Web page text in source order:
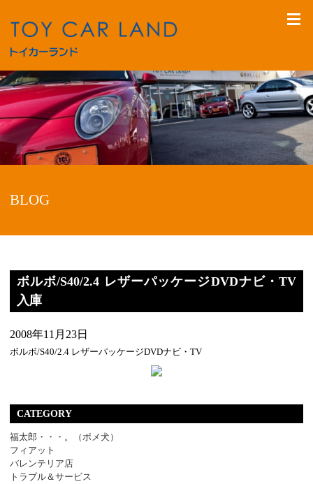
BLOG
ボルボ/S40/2.4 レザーパッケージDVDナビ・TV
入庫
2008年11月23日
ボルボ/S40/2.4 レザーパッケージDVDナビ・TV
CATEGORY
福太郎・・・。（ポメ犬）
フィアット
バレンテリア店
トラブル＆サービス